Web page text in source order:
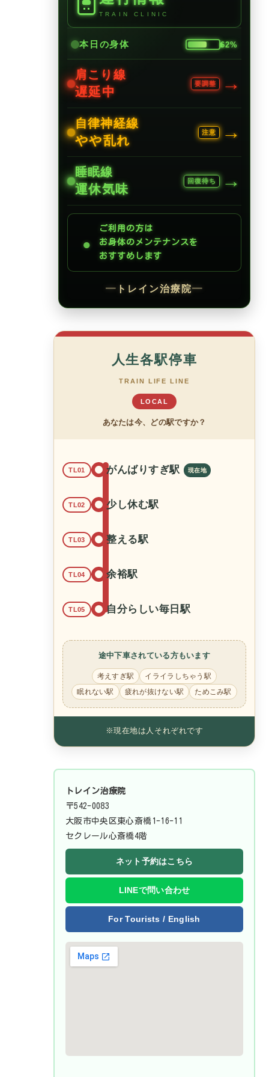
TRAIN CLINIC
本日の身体 62%
肩こり線
遅延中
要調整 →
自律神経線
やや乱れ
注意 →
睡眠線
運休気味
回復待ち →
●
ご利用の方は
お身体のメンテナンスを
おすすめします
━ トレイン治療院━
人生各駅停車
TRAIN LIFE LINE
LOCAL
あなたは今、どの駅ですか？
TL01 がんばりすぎ駅
TL02 少し休む駅
TL03 整える駅
TL04 余裕駅
TL05 自分らしい毎日駅
途中下車されている方もいます
考えすぎ駅
イライラしちゃう駅
眠れない駅
疲れが抜けない駅 ためこみ駅
※現在地は人それぞれです
トレイン治療院
〒542-0083
大阪市中央区東心斎橋1-16-11
セクレール心斎橋4階
ネット予約はこちら
LINEで問い合わせ
For Tourists / English